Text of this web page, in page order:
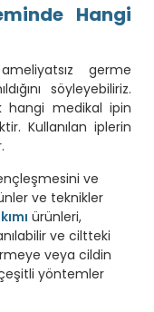
Hangi
germe
söyleyebiliriz.
hangi medikal ipin
Kullanılan iplerin
ve
ve teknikler
ürünleri,
ve ciltteki
veya cildin
yöntemler